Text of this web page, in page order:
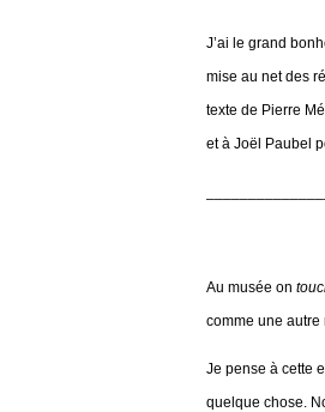
J’ai le grand
mise au net des
texte de Pierre
et à Joël Paubel
Au musée on
comme une autre
Je pense à cette
quelque chose.